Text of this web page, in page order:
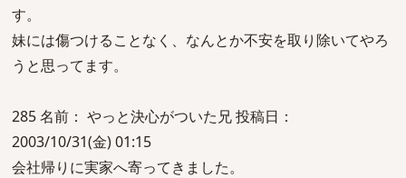
す。
妹には傷つけることなく、なんとか不安を取り除いてやろ
うと思ってます。
285 名前： やっと決心がついた兄 投稿日：
2003/10/31(金) 01:15
会社帰りに実家へ寄ってきました。